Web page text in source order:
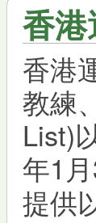
香
香港
教練
List)
年1
提供